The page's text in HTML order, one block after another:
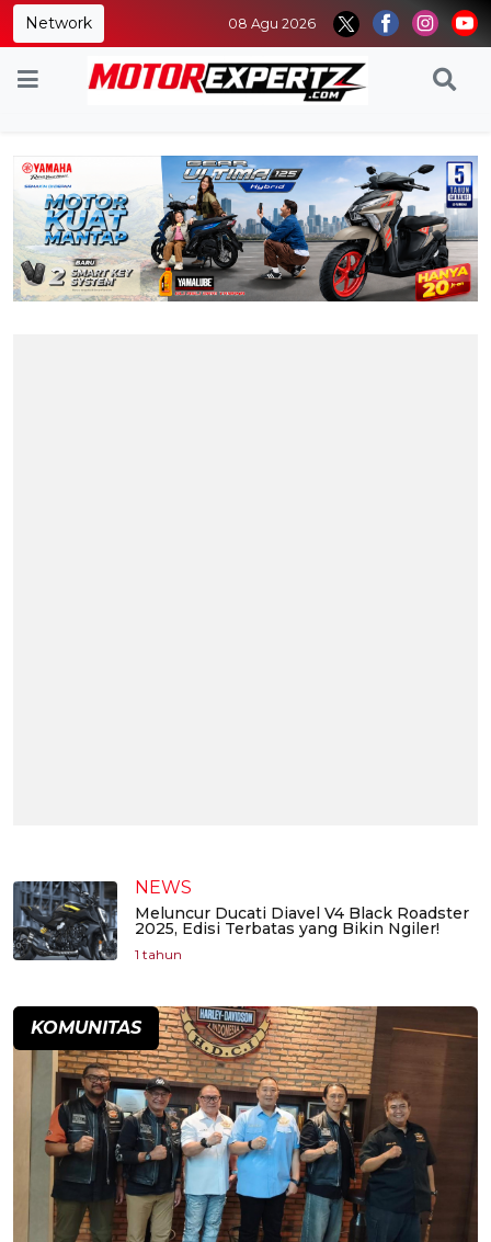
Network 08 Agu 2026
NEWS
Meluncur Ducati Diavel V4 Black Roadster
2025, Edisi Terbatas yang Bikin Ngiler!
1 tahun
KOMUNITAS